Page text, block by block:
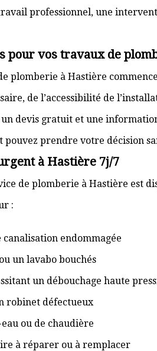
professionnel, une
pour vos travaux de
plomberie à Hastière
de l’accessibilité de
devis gratuit et une
prendre votre décision
à Hastière 7j/7
de plomberie à Hastière est
:
canalisation endommagée
un lavabo bouchés
un débouchage haute
robinet défectueux
ou de chaudière
à réparer ou à remplacer